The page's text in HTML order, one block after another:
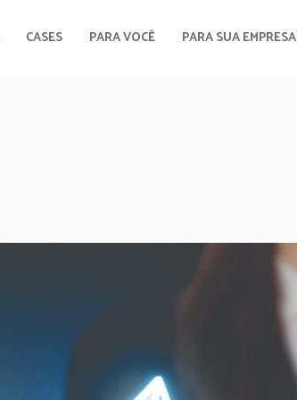
CASES PARA VOCÊ PARA SUA EMPRESA